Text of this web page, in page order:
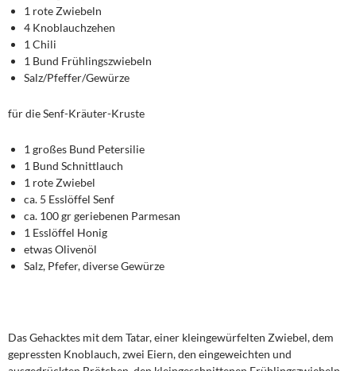
1 rote Zwiebeln
4 Knoblauchzehen
1 Chili
1 Bund Frühlingszwiebeln
Salz/Pfeffer/Gewürze
für die Senf-Kräuter-Kruste
1 großes Bund Petersilie
1 Bund Schnittlauch
1 rote Zwiebel
ca. 5 Esslöffel Senf
ca. 100 gr geriebenen Parmesan
1 Esslöffel Honig
etwas Olivenöl
Salz, Pfefer, diverse Gewürze
Das Gehacktes mit dem Tatar, einer kleingewürfelten Zwiebel, dem
gepressten Knoblauch, zwei Eiern, den eingeweichten und